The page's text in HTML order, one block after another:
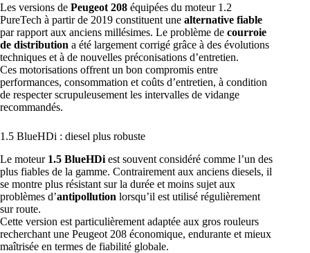
Les versions de Peugeot 208 équipées du moteur 1.2
PureTech à partir de 2019 constituent une alternative fiable
par rapport aux anciens millésimes. Le problème de courroie
de distribution a été largement corrigé grâce à des évolutions
techniques et à de nouvelles préconisations d’entretien.
Ces motorisations offrent un bon compromis entre
performances, consommation et coûts d’entretien, à condition
de respecter scrupuleusement les intervalles de vidange
recommandés.
1.5 BlueHDi : diesel plus robuste
Le moteur 1.5 BlueHDi est souvent considéré comme l’un des
plus fiables de la gamme. Contrairement aux anciens diesels, il
se montre plus résistant sur la durée et moins sujet aux
problèmes d’antipollution lorsqu’il est utilisé régulièrement
sur route.
Cette version est particulièrement adaptée aux gros rouleurs
recherchant une Peugeot 208 économique, endurante et mieux
maîtrisée en termes de fiabilité globale.